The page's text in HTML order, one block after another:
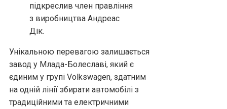
підкреслив член правління
з виробництва Андреас
Дік.
Унікальною перевагою залишається
завод у Млада-Болеславі, який є
єдиним у групі Volkswagen, здатним
на одній лінії збирати автомобілі з
традиційними та електричними